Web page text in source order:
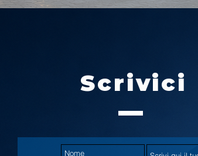
Scrivici